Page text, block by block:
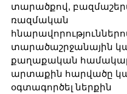
տարածքով,
ռազմական
տարածաշրջանային
քաղաքական
արտաքին հարվածը
օգտագործել ներքին